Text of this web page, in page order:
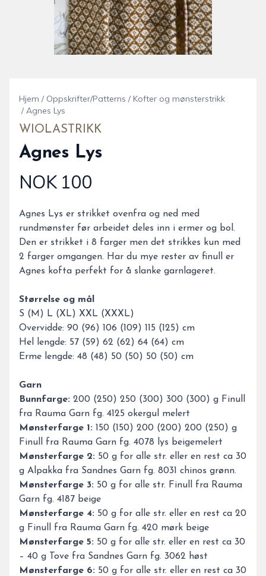
Hjem / Oppskrifter/Patterns / Kofter og mønsterstrikk
/ Agnes Lys
WIOLASTRIKK
Agnes Lys
Produktdetaljer
NOK 100
Description
Agnes Lys er strikket ovenfra og ned med
rundmønster før arbeidet deles inn i ermer og bol.
Den er strikket i 8 farger men det strikkes kun med
2 farger omgangen. Har du mye rester av finull er
Agnes kofta perfekt for å slanke garnlageret.
Størrelse og mål
S (M) L (XL) XXL (XXXL)
Overvidde: 90 (96) 106 (109) 115 (125) cm
Hel lengde: 57 (59) 62 (62) 64 (64) cm
Erme lengde: 48 (48) 50 (50) 50 (50) cm
Garn
Bunnfarge: 200 (250) 250 (300) 300 (300) g Finull
fra Rauma Garn fg. 4125 okergul melert
Mønsterfarge 1: 150 (150) 200 (200) 200 (250) g
Finull fra Rauma Garn fg. 4078 lys beigemelert
Mønsterfarge 2: 50 g for alle str. eller en rest ca 30
g Alpakka fra Sandnes Garn fg. 8031 chinos grønn.
Mønsterfarge 3: 50 g for alle str. Finull fra Rauma
Garn fg. 4187 beige
Mønsterfarge 4: 50 g for alle str. eller en rest ca 20
g Finull fra Rauma Garn fg. 420 mørk beige
Mønsterfarge 5: 50 g for alle str. eller en rest ca 30
– 40 g Tove fra Sandnes Garn fg. 3062 høst
Mønsterfarge 6: 50 g for alle str. eller en rest ca 30